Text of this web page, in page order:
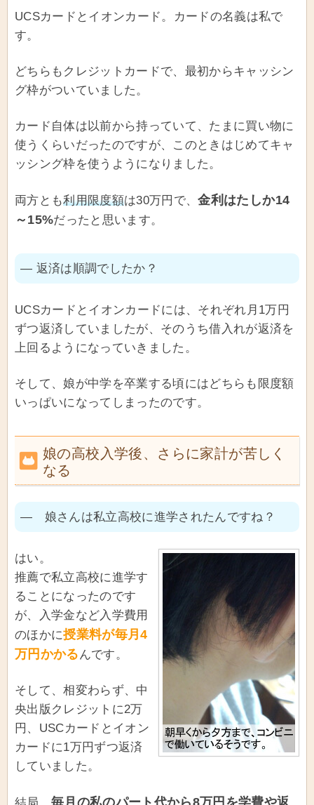
UCSカードとイオンカード。カードの名義は私で
す。
どちらもクレジットカードで、最初からキャッシン
グ枠がついていました。
カード自体は以前から持っていて、たまに買い物に
使うくらいだったのですが、このときはじめてキャ
ッシング枠を使うようになりました。
両方とも利用限度額は30万円で、金利はたしか14
～15%だったと思います。
― 返済は順調でしたか？
UCSカードとイオンカードには、それぞれ月1万円
ずつ返済していましたが、そのうち借入れが返済を
上回るようになっていきました。
そして、娘が中学を卒業する頃にはどちらも限度額
いっぱいになってしまったのです。
娘の高校入学後、さらに家計が苦しく
なる
― 娘さんは私立高校に進学されたんですね？
はい。
推薦で私立高校に進学す
ることになったのです
が、入学金など入学費用
のほかに授業料が毎月4
万円かかる んです。
そして、相変わらず、中
央出版クレジットに2万
円、USCカードとイオン
カードに1万円ずつ返済
していました。
結局、毎月の私のパート代から8万円を学費や返